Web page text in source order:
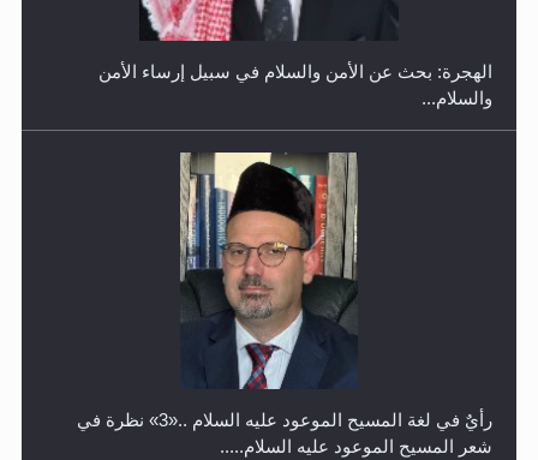
الهجرة: بحث عن الأمن والسلام في سبيل إرساء الأمن
والسلام...
رأيٌ في لغة المسيح الموعود عليه السلام ..«3» نظرة في
شعر المسيح الموعود عليه السلام.....